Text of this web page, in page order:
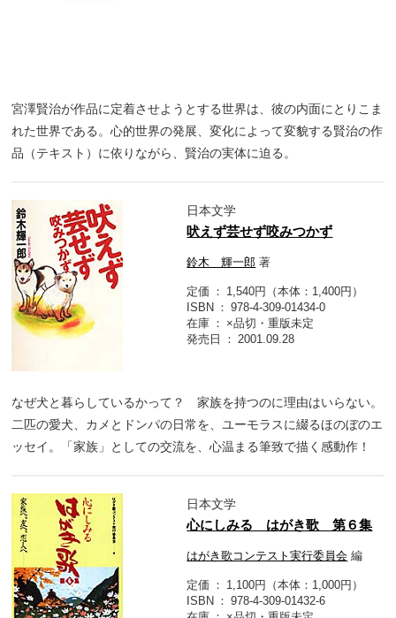
宮澤賢治が作品に定着させようとする世界は、彼の内面にとりこま
れた世界である。心的世界の発展、変化によって変貌する賢治の作
品（テキスト）に依りながら、賢治の実体に迫る。
日本文学
吠えず芸せず咬みつかず
鈴木 輝一郎 著
定価
1,540円（本体：1,400円）
ISBN
978-4-309-01434-0
在庫
×品切・重版未定
発売日
2001.09.28
なぜ犬と暮らしているかって？ 家族を持つのに理由はいらない。
二匹の愛犬、カメとドンパの日常を、ユーモラスに綴るほのぼのエ
ッセイ。「家族」としての交流を、心温まる筆致で描く感動作！
日本文学
心にしみる はがき歌 第６集
はがき歌コンテスト実行委員会 編
定価
1,100円（本体：1,000円）
ISBN
978-4-309-01432-6